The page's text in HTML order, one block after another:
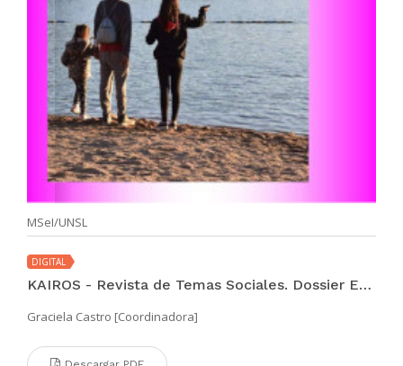
MSeI/UNSL
DIGITAL
KAIROS - Revista de Temas Sociales. Dossier Especial (vol II. año 27 no. 51 jul 2023)
Graciela Castro [Coordinadora]